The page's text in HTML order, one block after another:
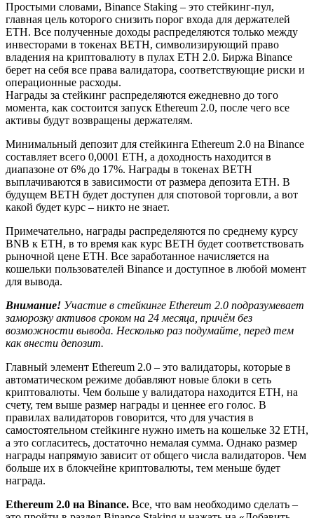
Простыми словами, Binance Staking – это стейкинг-пул,
главная цель которого снизить порог входа для держателей
ETH. Все полученные доходы распределяются только между
инвесторами в токенах BETH, символизирующий право
владения на криптовалюту в пулах ETH 2.0. Биржа Binance
берет на себя все права валидатора, соответствующие риски и
операционные расходы.
Награды за стейкинг распределяются ежедневно до того
момента, как состоится запуск Ethereum 2.0, после чего все
активы будут возвращены держателям.
Минимальный депозит для стейкинга Ethereum 2.0 на Binance
составляет всего 0,0001 ETH, а доходность находится в
диапазоне от 6% до 17%. Награды в токенах BETH
выплачиваются в зависимости от размера депозита ETH. В
будущем BETH будет доступен для спотовой торговли, а вот
какой будет курс – никто не знает.
Примечательно, награды распределяются по среднему курсу
BNB к ETH, в то время как курс BETH будет соответствовать
рыночной цене ETH. Все заработанное начисляется на
кошельки пользователей Binance и доступное в любой момент
для вывода.
Внимание! Участие в стейкинге Ethereum 2.0 подразумевает
заморозку активов сроком на 24 месяца, причём без
возможности вывода. Несколько раз подумайте, перед тем
как внести депозит.
Главный элемент Ethereum 2.0 – это валидаторы, которые в
автоматическом режиме добавляют новые блоки в сеть
криптовалюты. Чем больше у валидатора находится ETH, на
счету, тем выше размер награды и ценнее его голос. В
правилах валидаторов говорится, что для участия в
самостоятельном стейкинге нужно иметь на кошельке 32 ETH,
а это согласитесь, достаточно немалая сумма. Однако размер
награды напрямую зависит от общего числа валидаторов. Чем
больше их в блокчейне криптовалюты, тем меньше будет
награда.
Ethereum 2.0 на Binance. Все, что вам необходимо сделать –